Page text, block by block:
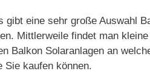
eine sehr große Auswahl
Mittlerweile findet man
Balkon Solaranlagen an
Sie kaufen können.